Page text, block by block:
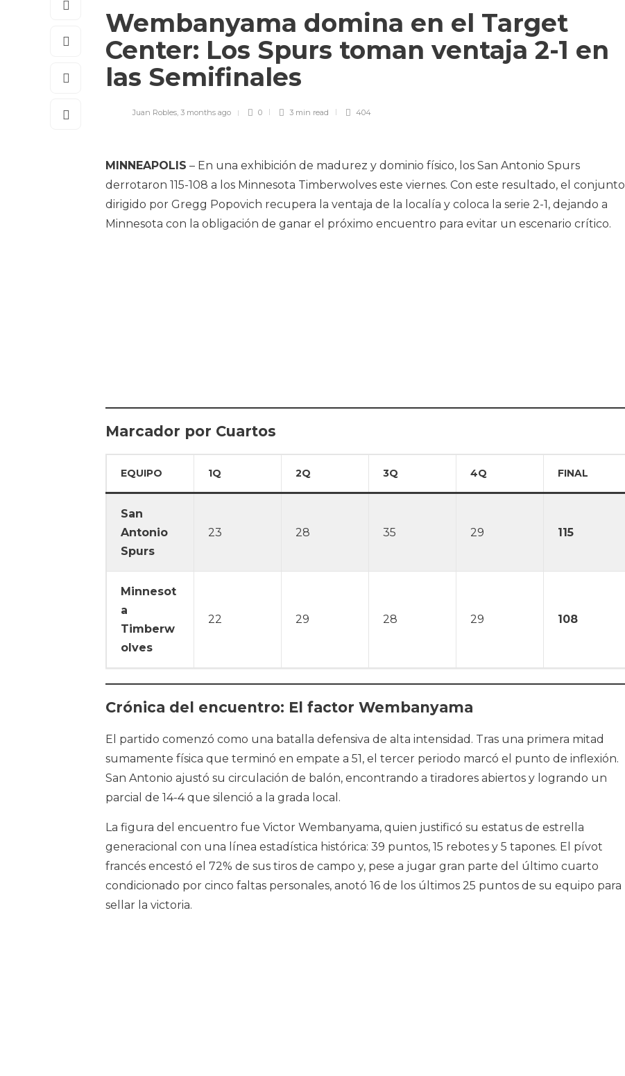
Wembanyama domina en el Target
Center: Los Spurs toman ventaja 2-1 en
las Semifinales
Juan Robles, 3 months ago 0 3 min read 404
MINNEAPOLIS – En una exhibición de madurez y dominio físico, los San Antonio Spurs
derrotaron 115-108 a los Minnesota Timberwolves este viernes. Con este resultado, el conjunto
dirigido por Gregg Popovich recupera la ventaja de la localía y coloca la serie 2-1, dejando a
Minnesota con la obligación de ganar el próximo encuentro para evitar un escenario crítico.
Marcador por Cuartos
EQUIPO 1Q 2Q 3Q 4Q FINAL
San
Antonio
Spurs
23 28 35 29 115
Minnesot
a
Timberw
olves
22 29 28 29 108
Crónica del encuentro: El factor Wembanyama
El partido comenzó como una batalla defensiva de alta intensidad. Tras una primera mitad
sumamente física que terminó en empate a 51, el tercer periodo marcó el punto de inflexión.
San Antonio ajustó su circulación de balón, encontrando a tiradores abiertos y logrando un
parcial de 14-4 que silenció a la grada local.
La figura del encuentro fue Victor Wembanyama, quien justificó su estatus de estrella
generacional con una línea estadística histórica: 39 puntos, 15 rebotes y 5 tapones. El pívot
francés encestó el 72% de sus tiros de campo y, pese a jugar gran parte del último cuarto
condicionado por cinco faltas personales, anotó 16 de los últimos 25 puntos de su equipo para
sellar la victoria.